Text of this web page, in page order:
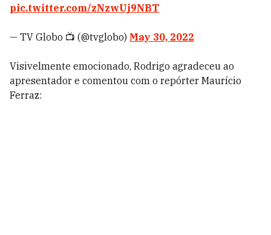
pic.twitter.com/zNzwUj9NBT
— TV Globo 📺 (@tvglobo) May 30, 2022
Visivelmente emocionado, Rodrigo agradeceu ao
apresentador e comentou com o repórter Maurício
Ferraz: